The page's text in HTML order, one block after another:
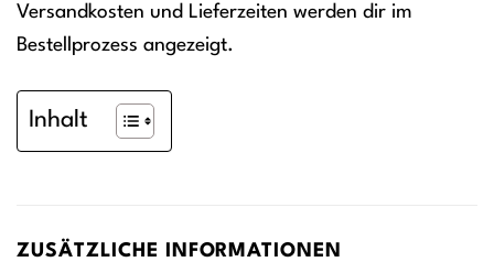
Versandkosten und Lieferzeiten werden dir im
Bestellprozess angezeigt.
Inhalt
ZUSÄTZLICHE INFORMATIONEN